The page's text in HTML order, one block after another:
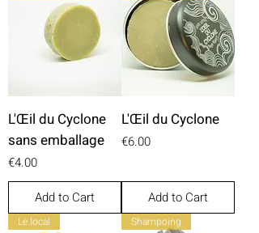
L'Œil du Cyclone
sans emballage
Price
€4.00
Add to Cart
L'Œil du Cyclone
Price
€6.00
Add to Cart
Le local Shampoing